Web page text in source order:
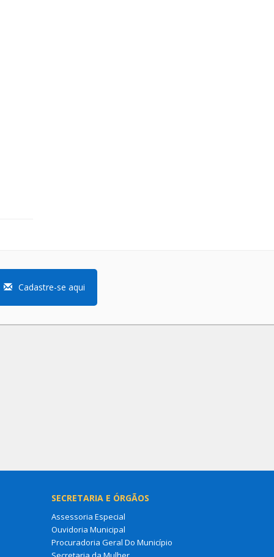
Cadastre-se aqui
SECRETARIA E ÓRGÃOS
Assessoria Especial
Ouvidoria Municipal
Procuradoria Geral Do Município